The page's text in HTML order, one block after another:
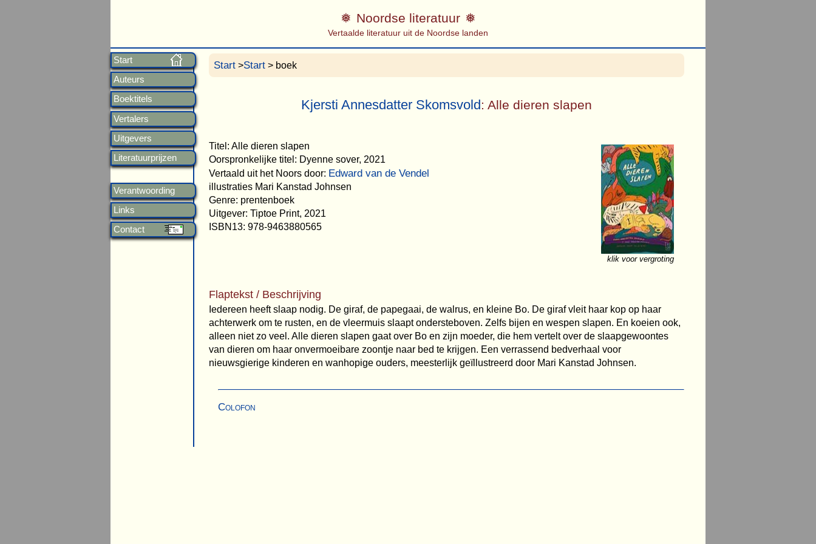
Start
Auteurs
Boektitels
Vertalers
Uitgevers
Literatuurprijzen
Verantwoording
Links
Contact
Noordse literatuur
Vertaalde literatuur uit de Noordse landen
Start >Start > boek
Kjersti Annesdatter Skomsvold: Alle dieren slapen
klik voor vergroting
Titel: Alle dieren slapen
Oorspronkelijke titel: Dyenne sover, 2021
Vertaald uit het Noors door: Edward van de Vendel
illustraties Mari Kanstad Johnsen
Genre: prentenboek
Uitgever: Tiptoe Print, 2021
ISBN13: 978-9463880565
Flaptekst / Beschrijving
Iedereen heeft slaap nodig. De giraf, de papegaai, de walrus, en kleine Bo. De giraf vleit haar kop op haar
achterwerk om te rusten, en de vleermuis slaapt ondersteboven. Zelfs bijen en wespen slapen. En koeien ook,
alleen niet zo veel. Alle dieren slapen gaat over Bo en zijn moeder, die hem vertelt over de slaapgewoontes
van dieren om haar onvermoeibare zoontje naar bed te krijgen. Een verrassend bedverhaal voor
nieuwsgierige kinderen en wanhopige ouders, meesterlijk geïllustreerd door Mari Kanstad Johnsen.
Colofon